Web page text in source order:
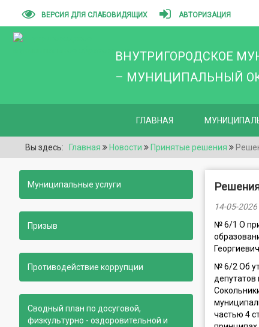
ВЕРСИЯ ДЛЯ СЛАБОВИДЯЩИХ АВТОРИЗАЦИЯ
ВНУТРИГОРОДСКОЕ
– МУНИЦИПАЛЬНЫЙ
ГЛАВНАЯ
Вы здесь: Главная Новости Принятые решения
Муниципальные услуги
Призыв
Противодействие коррупции
Сводный план по досуговой,
физкультурно - оздоровительной и
14-05-2026
№ 6/1 О
№ 6/2 Об
депутатов
частью 4